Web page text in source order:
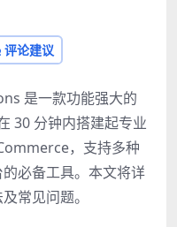
评论建议
是一款功能强大的
30 分钟内搭建起专业
，支持多种
必备工具。本文将详
常见问题。